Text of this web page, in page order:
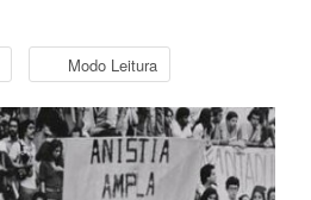
Modo Leitura